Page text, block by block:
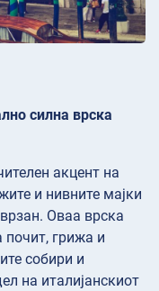
силна врска
акцент на
и нивните мајки
Оваа врска
почит, грижа и
собири и
на италијанскиот